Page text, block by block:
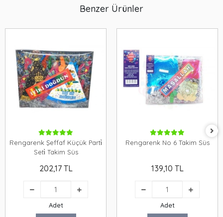
Benzer Ürünler
Rengarenk Şeffaf Küçük Parti̇
Seti̇ Takim Süs
202,17 TL
Adet
Rengarenk No 6 Takim Süs
139,10 TL
Adet